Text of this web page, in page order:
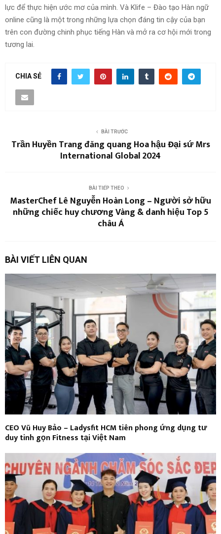
lực để thực hiện ước mơ của mình. Và Klife – Đào tạo Hàn ngữ
online cũng là một trong những lựa chọn đáng tin cậy của bạn
trên con đường chinh phục tiếng Hàn và mở ra cơ hội mới trong
tương lai.
CHIA SẺ
BÀI TRƯỚC
Trần Huyền Trang đăng quang Hoa hậu Đại sứ Mrs
International Global 2024
BÀI TIẾP THEO
MasterChef Lê Nguyễn Hoàn Long – Người sở hữu
những chiếc huy chương Vàng & danh hiệu Top 5
châu Á
BÀI VIẾT LIÊN QUAN
CEO Vũ Huy Bảo – Ladysfit HCM tiên phong ứng dụng tư
duy tinh gọn Fitness tại Việt Nam